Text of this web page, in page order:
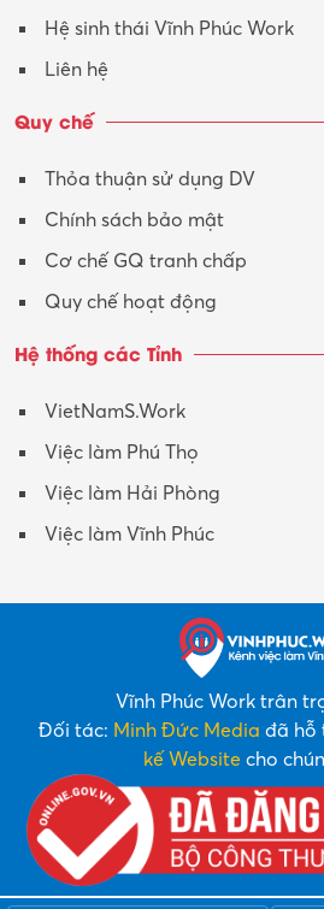
Hệ sinh thái Vĩnh Phúc Work
Liên hệ
Quy chế
Thỏa thuận sử dụng DV
Chính sách bảo mật
Cơ chế GQ tranh chấp
Quy chế hoạt động
Hệ thống các Tỉnh
VietNamS.Work
Việc làm Phú Thọ
Việc làm Hải Phòng
Việc làm Vĩnh Phúc
Vĩnh Phúc Work trân
Đối tác: Minh Đức Media đã hỗ
kế Website cho